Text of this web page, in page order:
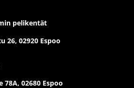
pelikentät
26, 02920 Espoo
02680 Espoo